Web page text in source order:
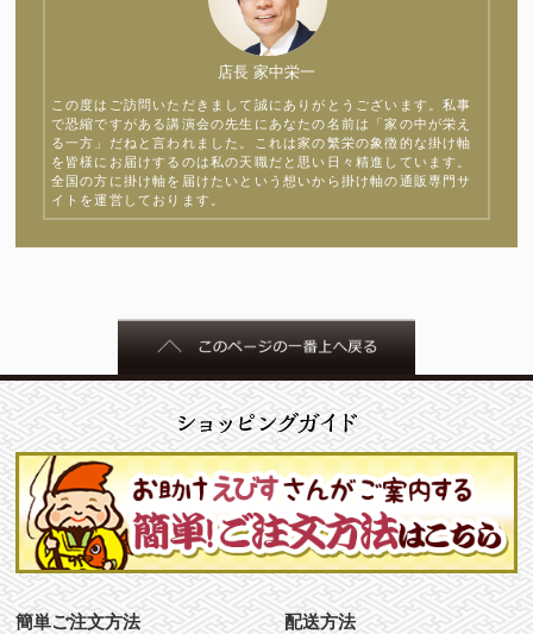
店長 家中栄一
この度はご訪問いただきまして誠にありがとうございます。私事
で恐縮ですがある講演会の先生にあなたの名前は「家の中が栄え
る一方」だねと言われました。これは家の繁栄の象徴的な掛け軸
を皆様にお届けするのは私の天職だと思い日々精進しています。
全国の方に掛け軸を届けたいという想いから掛け軸の通販専門サ
イトを運営しております。
簡単ご注文方法 配送方法